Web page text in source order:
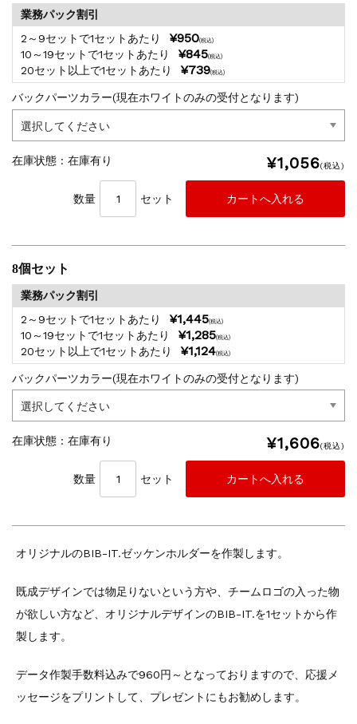
業務パック割引
2～9セットで1セットあたり
¥950(税込)
10～19セットで1セットあたり ¥845(税込)
20セット以上で1セットあたり ¥739(税込)
バックパーツカラー(現在ホワイトのみの受付となります)
在庫状態 : 在庫有り ¥1,056(税込)
数量 セット
8個セット
業務パック割引
2～9セットで1セットあたり
¥1,445(税込)
10～19セットで1セットあたり ¥1,285(税込)
20セット以上で1セットあたり ¥1,124(税込)
バックパーツカラー(現在ホワイトのみの受付となります)
在庫状態 : 在庫有り ¥1,606(税込)
数量 セット
オリジナルのBIB-IT.ゼッケンホルダーを作製します。
既成デザインでは物足りないという方や、チームロゴの入った物
が欲しい方など、オリジナルデザインのBIB-IT.を1セットから作
製します。
データ作製手数料込みで960円～となっておりますので、応援メ
ッセージをプリントして、プレゼントにもお勧めします。